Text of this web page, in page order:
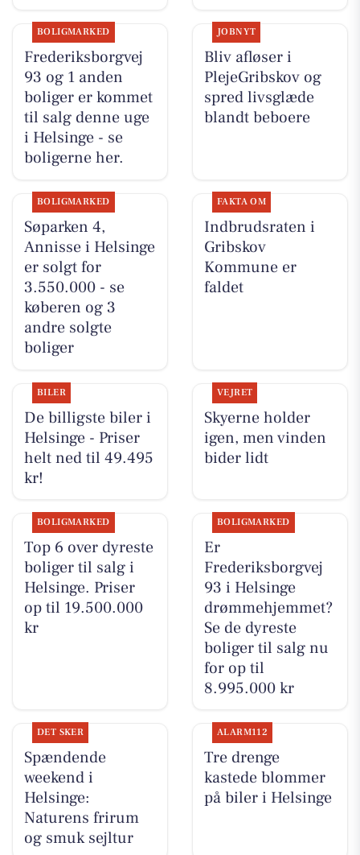
BOLIGMARKED
Frederiksborgvej
93 og 1 anden
boliger er kommet
til salg denne uge
i Helsinge - se
boligerne her.
JOBNYT
Bliv afløser i
PlejeGribskov og
spred livsglæde
blandt beboere
BOLIGMARKED
Søparken 4,
Annisse i Helsinge
er solgt for
3.550.000 - se
køberen og 3
andre solgte
boliger
FAKTA OM
Indbrudsraten i
Gribskov
Kommune er
faldet
BILER
De billigste biler i
Helsinge - Priser
helt ned til 49.495
kr!
VEJRET
Skyerne holder
igen, men vinden
bider lidt
BOLIGMARKED
Top 6 over dyreste
boliger til salg i
Helsinge. Priser
op til 19.500.000
kr
BOLIGMARKED
Er
Frederiksborgvej
93 i Helsinge
drømmehjemmet?
Se de dyreste
boliger til salg nu
for op til
8.995.000 kr
DET SKER
Spændende
weekend i
Helsinge:
Naturens frirum
og smuk sejltur
ALARM112
Tre drenge
kastede blommer
på biler i Helsinge